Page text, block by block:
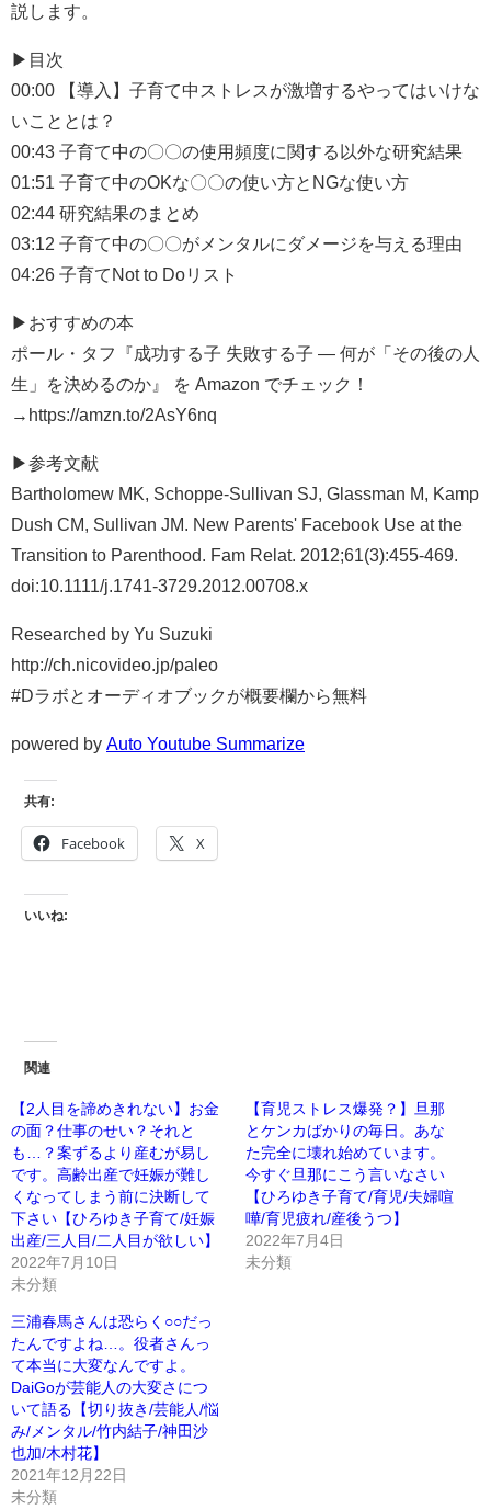
説します。
▶︎目次
00:00 【導入】子育て中ストレスが激増するやってはいけな
いこととは？
00:43 子育て中の〇〇の使用頻度に関する以外な研究結果
01:51 子育て中のOKな〇〇の使い方とNGな使い方
02:44 研究結果のまとめ
03:12 子育て中の〇〇がメンタルにダメージを与える理由
04:26 子育てNot to Doリスト
▶︎おすすめの本
ポール・タフ『成功する子 失敗する子 ― 何が「その後の人
生」を決めるのか』 を Amazon でチェック！
→https://amzn.to/2AsY6nq
▶︎参考文献
Bartholomew MK, Schoppe-Sullivan SJ, Glassman M, Kamp
Dush CM, Sullivan JM. New Parents' Facebook Use at the
Transition to Parenthood. Fam Relat. 2012;61(3):455-469.
doi:10.1111/j.1741-3729.2012.00708.x
Researched by Yu Suzuki
http://ch.nicovideo.jp/paleo
#Dラボとオーディオブックが概要欄から無料
powered by Auto Youtube Summarize
共有:
Facebook X
いいね:
関連
【2人目を諦めきれない】お金
の面？仕事のせい？それと
も…？案ずるより産むが易し
です。高齢出産で妊娠が難し
くなってしまう前に決断して
下さい【ひろゆき子育て/妊娠
出産/三人目/二人目が欲しい】
2022年7月10日
未分類
【育児ストレス爆発？】旦那
とケンカばかりの毎日。あな
た完全に壊れ始めています。
今すぐ旦那にこう言いなさい
【ひろゆき子育て/育児/夫婦喧
嘩/育児疲れ/産後うつ】
2022年7月4日
未分類
三浦春馬さんは恐らく○○だっ
たんですよね…。役者さんっ
て本当に大変なんですよ。
DaiGoが芸能人の大変さにつ
いて語る【切り抜き/芸能人/悩
み/メンタル/竹内結子/神田沙
也加/木村花】
2021年12月22日
未分類